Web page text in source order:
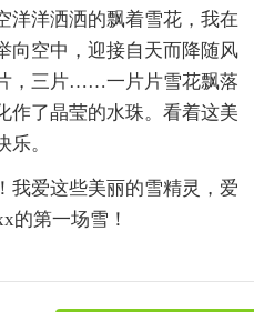
洋洋洒洒的飘着雪花，我在
向空中，迎接自天而降随风
，三片……一片片雪花飘落
作了晶莹的水珠。看着这美
。
我爱这些美丽的雪精灵，爱
的第一场雪！